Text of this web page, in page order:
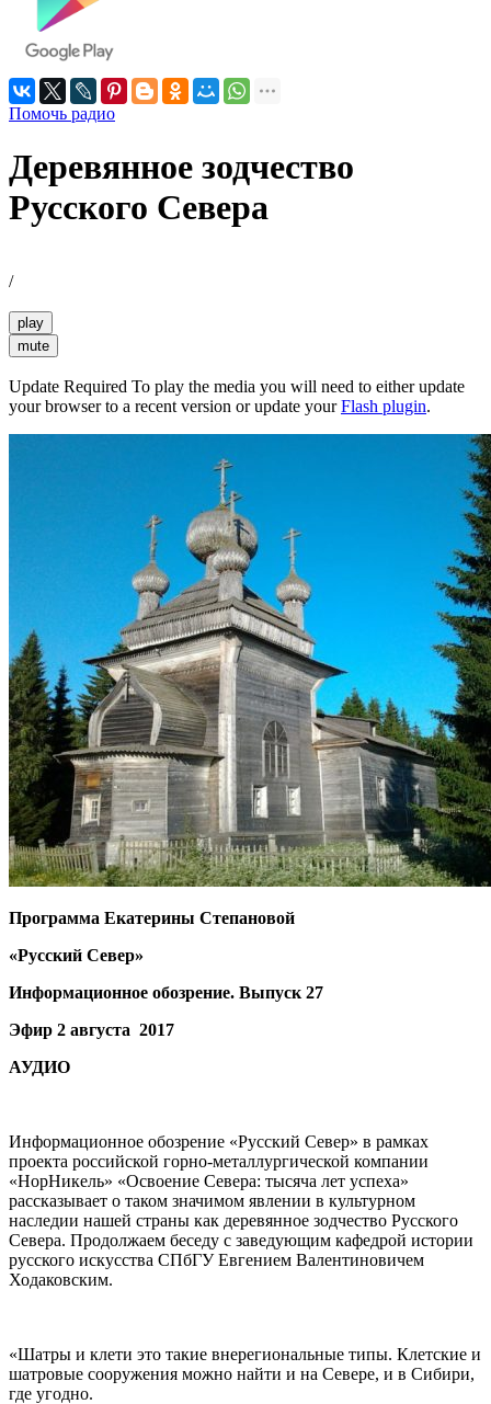
Помочь радио
Деревянное зодчество
Русского Севера
/
play
mute
Update Required To play the media you will need to either update
your browser to a recent version or update yourFlash plugin.
Программа Екатерины Степановой
«Русский Север»
Информационное обозрение. Выпуск 27
Эфир 2 августа 2017
АУДИО
Информационное обозрение «Русский Север» в рамках
проекта российской горно-металлургической компании
«НорНикель» «Освоение Севера: тысяча лет успеха»
рассказывает о таком значимом явлении в культурном
наследии нашей страны как деревянное зодчество Русского
Севера. Продолжаем беседу с заведующим кафедрой истории
русского искусства СПбГУ Евгением Валентиновичем
Ходаковским.
«Шатры и клети это такие внерегиональные типы. Клетские и
шатровые сооружения можно найти и на Севере, и в Сибири,
где угодно.